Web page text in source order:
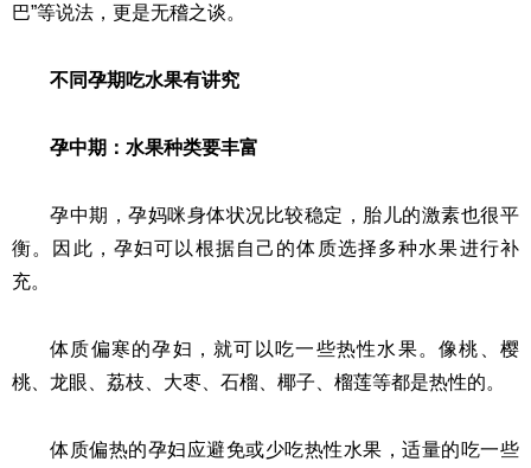
巴”等说法，更是无稽之谈。
不同孕期吃水果有讲究
孕中期：水果种类要丰富
孕中期，孕妈咪身体状况比较稳定，胎儿的激素也很平
衡。因此，孕妇可以根据自己的体质选择多种水果进行补
充。
体质偏寒的孕妇，就可以吃一些热性水果。像桃、樱
桃、龙眼、荔枝、大枣、石榴、椰子、榴莲等都是热性的。
体质偏热的孕妇应避免或少吃热性水果，适量的吃一些